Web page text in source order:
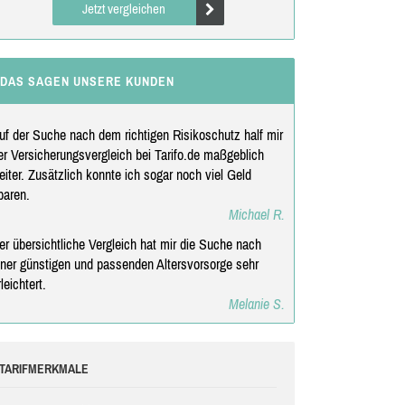
Jetzt vergleichen
DAS SAGEN UNSERE KUNDEN
der Suche nach dem richtigen Risikoschutz half mir
Versicherungsvergleich bei Tarifo.de maßgeblich
Zusätzlich konnte ich sogar noch viel Geld
Michael R.
übersichtliche Vergleich hat mir die Suche nach
günstigen und passenden Altersvorsorge sehr
Melanie S.
TARIFMERKMALE